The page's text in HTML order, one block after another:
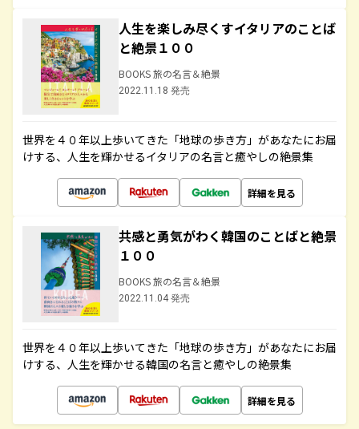
人生を楽しみ尽くすイタリアのことば
と絶景１００
BOOKS 旅の名言＆絶景
2022.11.18 発売
世界を４０年以上歩いてきた「地球の歩き方」があなたにお届
けする、人生を輝かせるイタリアの名言と癒やしの絶景集
詳細を見る
共感と勇気がわく韓国のことばと絶景
１００
BOOKS 旅の名言＆絶景
2022.11.04 発売
世界を４０年以上歩いてきた「地球の歩き方」があなたにお届
けする、人生を輝かせる韓国の名言と癒やしの絶景集
詳細を見る